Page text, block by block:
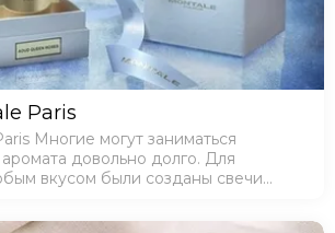
Paris
Многие могут заниматься
довольно долго. Для
вкусом были созданы свечи
спросом. Продукты компании